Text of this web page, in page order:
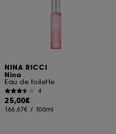
NINA RICCI
Nina
Eau de toilette
4
25,00€
166,67€ / 100ml